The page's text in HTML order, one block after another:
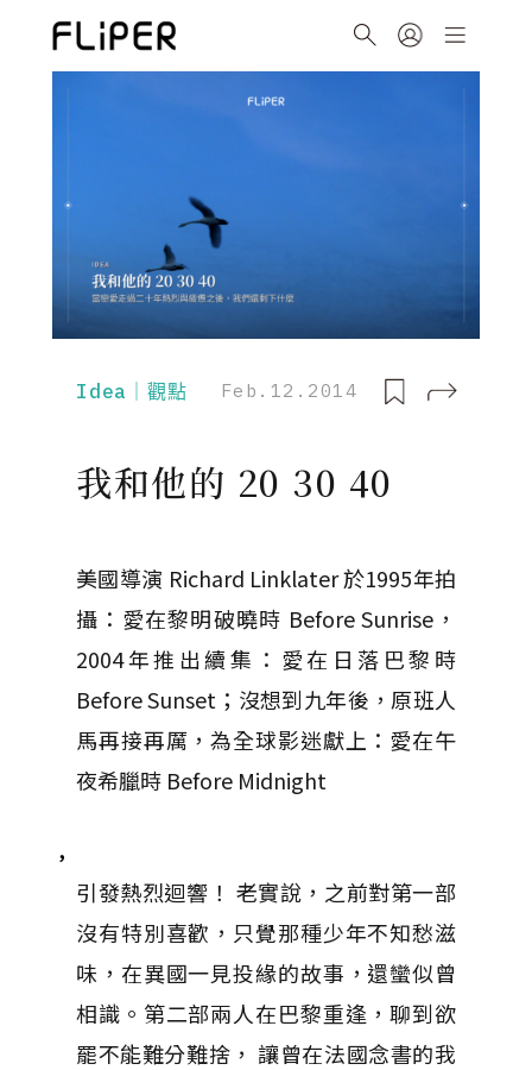
Idea｜觀點 Feb.12.2014
我和他的 20 30 40
美國導演 Richard Linklater 於1995年拍
攝：愛在黎明破曉時 Before Sunrise，
2004年推出續集：愛在日落巴黎時
Before Sunset；沒想到九年後，原班人
馬再接再厲，為全球影迷獻上：愛在午
夜希臘時 Before Midnight
，
引發熱烈迴響！ 老實說，之前對第一部
沒有特別喜歡，只覺那種少年不知愁滋
味，在異國一見投緣的故事，還蠻似曾
相識。第二部兩人在巴黎重逢，聊到欲
罷不能難分難捨， 讓曾在法國念書的我